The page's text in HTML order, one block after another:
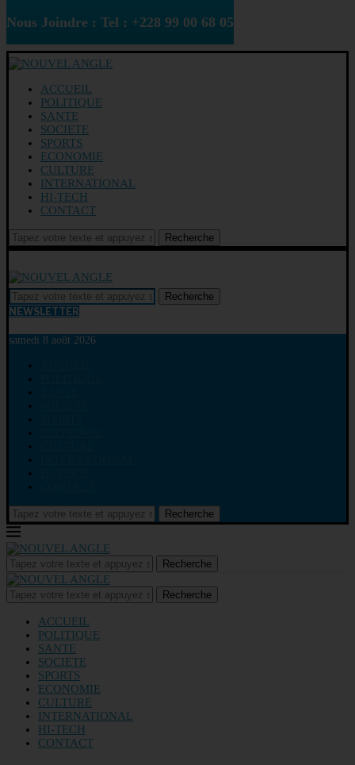
Nous Joindre : Tel : +228 99 00 68 05
ACCUEIL
POLITIQUE
SANTE
SOCIETE
SPORTS
ECONOMIE
CULTURE
INTERNATIONAL
HI-TECH
CONTACT
Recherche
Recherche
NEWSLETTER
samedi 8 août 2026
Recherche
Recherche
Recherche
ACCUEIL
POLITIQUE
SANTE
SOCIETE
SPORTS
ECONOMIE
CULTURE
INTERNATIONAL
HI-TECH
CONTACT